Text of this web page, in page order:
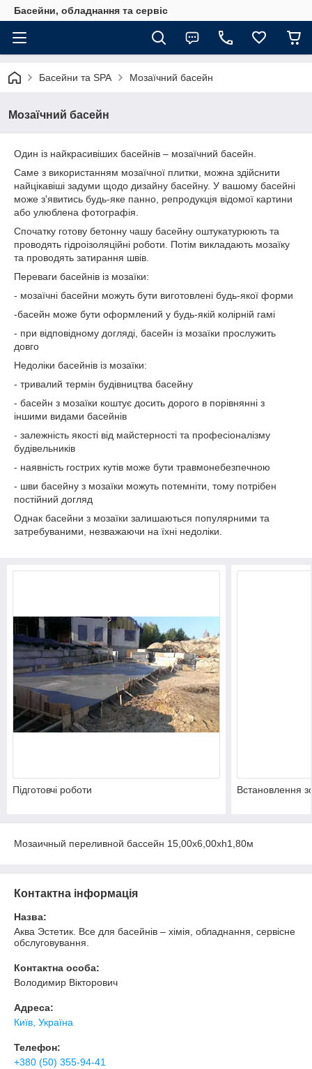
Басейни, обладнання та сервіс
Басейни та SPA Мозаїчний басейн
Мозаїчний басейн
Один із найкрасивіших басейнів – мозаїчний басейн.
Саме з використанням мозаїчної плитки, можна здійснити
найцікавіші задуми щодо дизайну басейну. У вашому басейні
може з'явитись будь-яке панно, репродукція відомої картини
або улюблена фотографія.
Спочатку готову бетонну чашу басейну оштукатурюють та
проводять гідроізоляційні роботи. Потім викладають мозаїку
та проводять затирання швів.
Переваги басейнів із мозаїки:
- мозаїчні басейни можуть бути виготовлені будь-якої форми
-басейн може бути оформлений у будь-якій колірній гамі
- при відповідному догляді, басейн із мозаїки прослужить
довго
Недоліки басейнів із мозаїки:
- тривалий термін будівництва басейну
- басейн з мозаїки коштує досить дорого в порівнянні з
іншими видами басейнів
- залежність якості від майстерності та професіоналізму
будівельників
- наявність гострих кутів може бути травмонебезпечною
- шви басейну з мозаїки можуть потемніти, тому потрібен
постійний догляд
Однак басейни з мозаїки залишаються популярними та
затребуваними, незважаючи на їхні недоліки.
Підготовчі роботи Встановлення
Мозаичный переливной бассейн 15,00х6,00хh1,80м
Контактна інформація
Назва:
Аква Эстетик. Все для басейнів – хімія, обладнання, сервісне
обслуговування.
Контактна особа:
Володимир Вікторович
Адреса:
Київ, Україна
Телефон:
+380 (50) 355-94-41